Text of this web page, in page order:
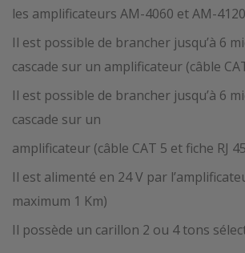
les amplificateurs AM-4060 et AM-
Il est possible de brancher jusqu’à 6
cascade sur un amplificateur (câble
Il est possible de brancher jusqu’à 6
cascade sur un
amplificateur (câble CAT 5 et fiche RJ
Il est alimenté en 24 V par
maximum 1 Km)
Il possède un carillon 2 ou 4 tons